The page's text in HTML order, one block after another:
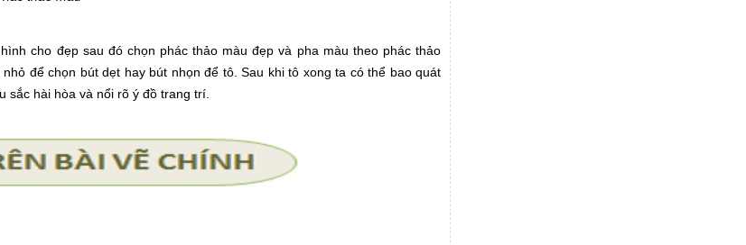
cho đẹp sau đó chọn phác thảo màu đẹp và pha màu theo phác thảo
để chọn bút dẹt hay bút nhọn để tô. Sau khi tô xong ta có thể bao quát
sắc hài hòa và nổi rõ ý đồ trang trí.